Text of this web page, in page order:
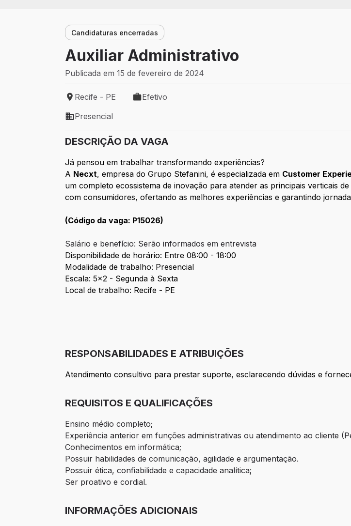
Candidaturas encerradas
Auxiliar Administrativo
Publicada em 15 de fevereiro de 2024
Local de trabalho: Recife - PE
Recife - PE
Tipo de vaga: Efetivo
Efetivo
Modelo de trabalho: Presencial
Presencial
DESCRIÇÃO DA VAGA
Já pensou em trabalhar transformando experiências?
A Necxt, empresa do Grupo Stefanini, é especializada em Customer
um completo ecossistema de inovação para atender as principais verticais
com consumidores, ofertando as melhores experiências e garantindo
(Código da vaga: P15026)
Salário e benefício: Serão informados em entrevista
Disponibilidade de horário: Entre 08:00 - 18:00
Modalidade de trabalho: Presencial
Escala: 5x2 - Segunda à Sexta
Local de trabalho: Recife - PE
RESPONSABILIDADES E ATRIBUIÇÕES
Atendimento consultivo para prestar suporte, esclarecendo dúvidas e
REQUISITOS E QUALIFICAÇÕES
Ensino médio completo;
Experiência anterior em funções administrativas ou atendimento ao cliente
Conhecimentos em informática;
Possuir habilidades de comunicação, agilidade e argumentação.
Possuir ética, confiabilidade e capacidade analítica;
Ser proativo e cordial.
INFORMAÇÕES ADICIONAIS